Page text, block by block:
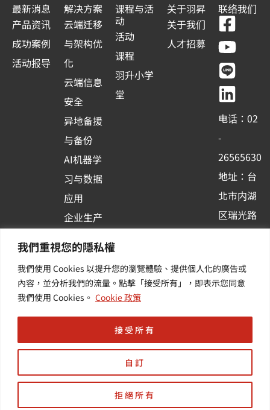
我們重視您的隱私權
我們使用 Cookies 以提升您的瀏覽體驗、提供個人化的廣告或
內容，並分析我們的流量。點擊「接受所有」，即表示您同意
我們使用 Cookies。 Cookie 政策
自訂
拒絕所有
接受所有
最新消息
产品资讯
成功案例
活动报导
解决方案
云端迁移
与架构优
化
云端信息
安全
异地备援
与备份
AI机器学
习与数据
应用
企业生产
容器化平
台应用
其他/增
值服务
课程与活
动
活动
课程
羽升小学
堂
关于羽昇
关于我们
人才招募
联络我们
F
a
c
e
b
o
o
k
-
s
q
u
r
e
Y
o
u
t
u
b
e
L
i
n
e
L
i
n
k
e
d
i
n
电话：02
-
26565630
地址：台
北市内湖
区瑞光路
订阅羽升
新讯 | 提
产业资讯